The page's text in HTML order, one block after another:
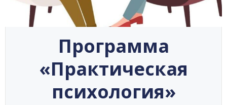
Программа
«Практическая
психология»